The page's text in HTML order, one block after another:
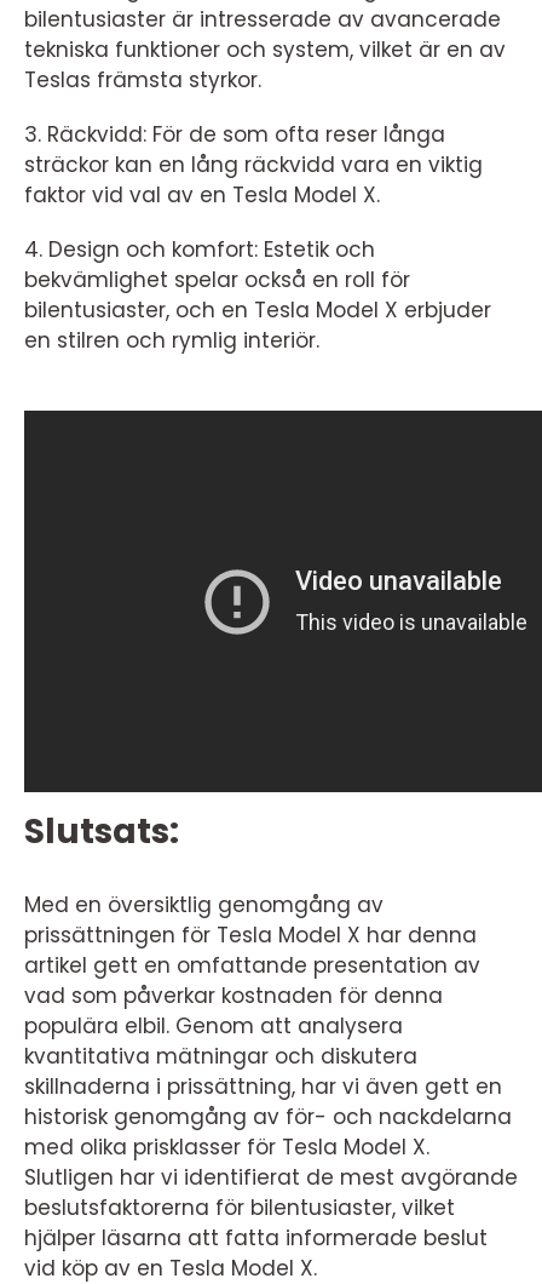
bilentusiaster är intresserade av avancerade
tekniska funktioner och system, vilket är en av
Teslas främsta styrkor.
3. Räckvidd: För de som ofta reser långa
sträckor kan en lång räckvidd vara en viktig
faktor vid val av en Tesla Model X.
4. Design och komfort: Estetik och
bekvämlighet spelar också en roll för
bilentusiaster, och en Tesla Model X erbjuder
en stilren och rymlig interiör.
Slutsats:
Med en översiktlig genomgång av
prissättningen för Tesla Model X har denna
artikel gett en omfattande presentation av
vad som påverkar kostnaden för denna
populära elbil. Genom att analysera
kvantitativa mätningar och diskutera
skillnaderna i prissättning, har vi även gett en
historisk genomgång av för- och nackdelarna
med olika prisklasser för Tesla Model X.
Slutligen har vi identifierat de mest avgörande
beslutsfaktorerna för bilentusiaster, vilket
hjälper läsarna att fatta informerade beslut
vid köp av en Tesla Model X.